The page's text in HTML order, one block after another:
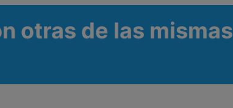
otras de las mismas